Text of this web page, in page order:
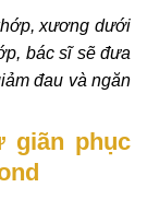
xương dưới
bác sĩ sẽ đưa
đau và ngăn
giãn phục